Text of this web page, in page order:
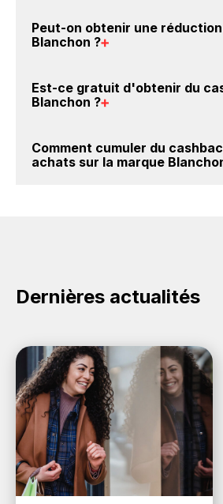
promo sur les produits Blanchon.
Peut-on obtenir une
Blanchon ?
crédités sur votre cagnotte
compte de vos éventuels bonus.
Est-ce gratuit d'obtenir du
Blanchon ?
compte gratuitement pour
cashback sur vos achats sur la
Comment cumuler du
achats sur la marque
achat sur le site Blanchon.
Dernières actualités